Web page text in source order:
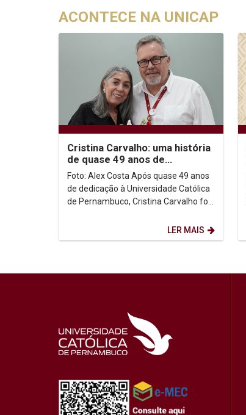
ACONTECE NA UNICAP
Cristina Carvalho: uma história
de quase 49 anos de
dedicação à Unicap
Foto: Alex Costa Após quase 49 anos
de dedicação à Universidade Católica
de Pernambuco, Cristina Carvalho foi
LER MAIS